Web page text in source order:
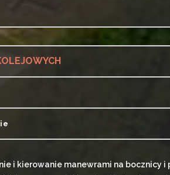
i kierowanie manewrami na bocznicy